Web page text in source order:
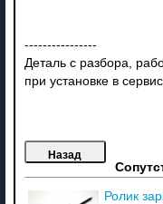
----------------
Деталь с разбора,
при установке в
Ролик